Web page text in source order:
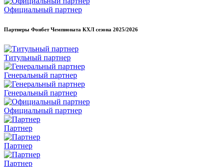
Официальный партнер
Партнеры Фонбет Чемпионата КХЛ сезона 2025/2026
Титульный партнер
Генеральный партнер
Генеральный партнер
Официальный партнер
Партнер
Партнер
Партнер